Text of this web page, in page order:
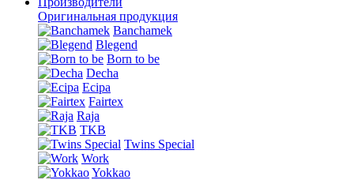
Оригинальная продукция
Banchamek
Blegend
Born to be
Decha
Ecipa
Fairtex
Raja
TKB
Twins Special
Work
Yokkao